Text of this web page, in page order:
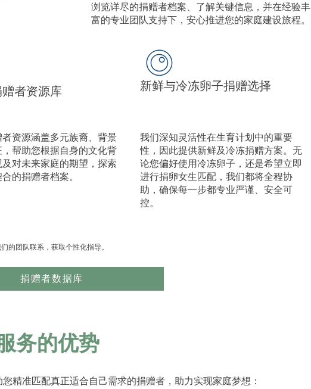
浏览详尽的捐赠者档案、了解关键信息，并在经验丰
富的专业团队支持下，安心推进您的家庭建设旅程。
者资源库 新鲜与冷冻卵子捐赠选择
资源涵盖多元族裔、背景
帮助您根据自身的文化背
对未来家庭的期望，探索
的捐赠者档案。
我们深知灵活性在生育计划中的重要
性，因此提供新鲜及冷冻捐赠方案。无
论您偏好使用冷冻卵子，还是希望立即
进行捐卵女生匹配，我们都将全程协
助，确保每一步都专业严谨、安全可
控。
的团队联系，获取个性化指导。
捐赠者数据库
务的优势
精准匹配真正适合自己需求的捐赠者，助力实现家庭梦想：